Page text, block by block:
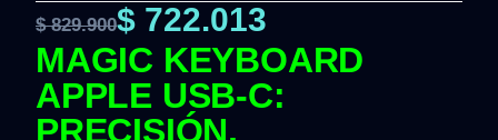
$829.900$ 722.013
MAGIC KEYBOARD
APPLE USB-C:
PRECISIÓN,